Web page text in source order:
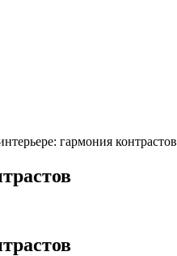
гармония контрастов